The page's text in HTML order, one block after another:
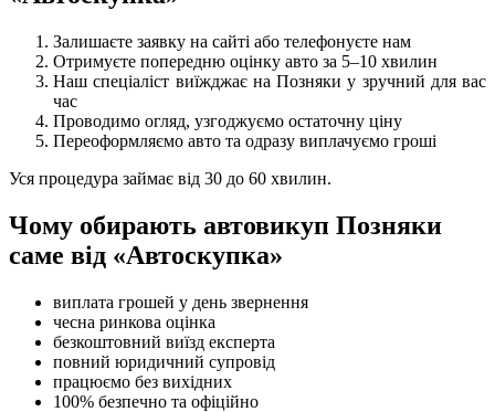
Залишаєте заявку на сайті або телефонуєте нам
Отримуєте попередню оцінку авто за 5–10 хвилин
Наш спеціаліст виїжджає на Позняки у зручний для вас
час
Проводимо огляд, узгоджуємо остаточну ціну
Переоформляємо авто та одразу виплачуємо гроші
Уся процедура займає від 30 до 60 хвилин.
Чому обирають автовикуп Позняки
саме від «Автоскупка»
виплата грошей у день звернення
чесна ринкова оцінка
безкоштовний виїзд експерта
повний юридичний супровід
працюємо без вихідних
100% безпечно та офіційно